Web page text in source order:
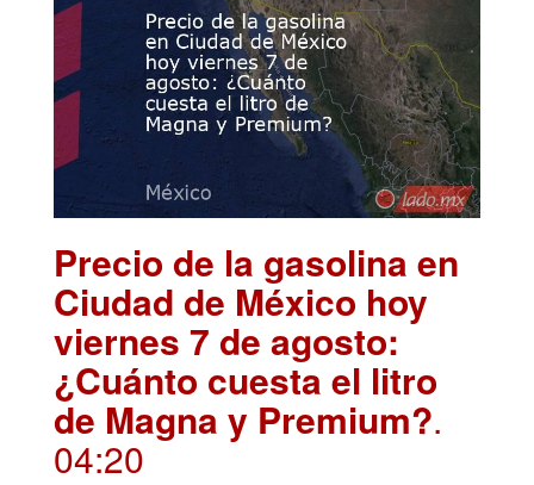
Precio de la gasolina en
Ciudad de México hoy
viernes 7 de agosto:
¿Cuánto cuesta el litro
de Magna y Premium?.
04:20